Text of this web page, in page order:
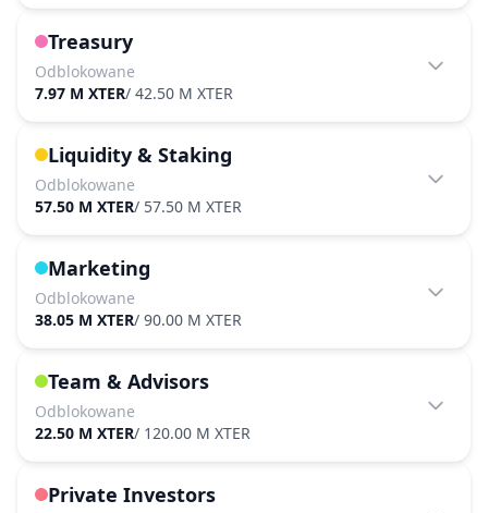
Treasury
Odblokowane
7.97 M XTER/ 42.50 M XTER
Liquidity & Staking
Odblokowane
57.50 M XTER/ 57.50 M XTER
Marketing
Odblokowane
38.05 M XTER/ 90.00 M XTER
Team & Advisors
Odblokowane
22.50 M XTER/ 120.00 M XTER
Private Investors